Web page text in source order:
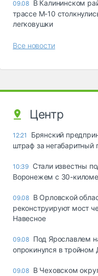
09.08 В Калининском
трассе М-10
легковушки
Все новости
Центр
12:21
Брянский
штраф за негабаритный
10:39 Стали известны
Воронежем с 30-
09.08 В Орловской
реконструируют мост
Навесное
09.08 Под Ярославлем
опрокинулся в
09.08 В Чеховском